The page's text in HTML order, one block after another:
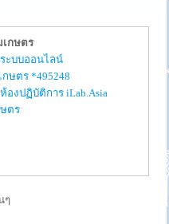
เกษตร
ะบบออนไลน์
ษตร *495248
องปฏิบัติการ iLab.Asia
ตร
ๆ